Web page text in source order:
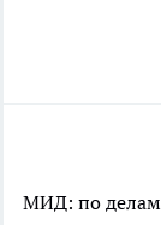
МИД: по делам